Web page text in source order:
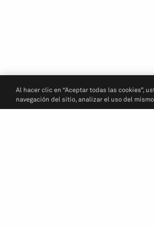
Al hacer clic en “Aceptar todas las cookies”,
navegación del sitio, analizar el uso del